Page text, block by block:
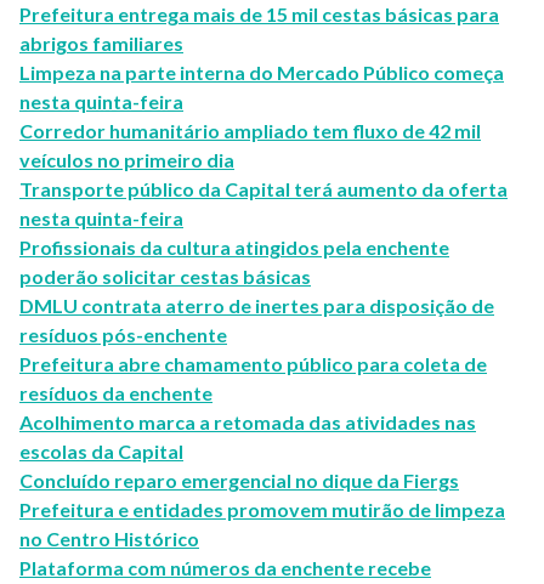
Prefeitura entrega mais de 15 mil cestas básicas para
abrigos familiares
Limpeza na parte interna do Mercado Público começa
nesta quinta-feira
Corredor humanitário ampliado tem fluxo de 42 mil
veículos no primeiro dia
Transporte público da Capital terá aumento da oferta
nesta quinta-feira
Profissionais da cultura atingidos pela enchente
poderão solicitar cestas básicas
DMLU contrata aterro de inertes para disposição de
resíduos pós-enchente
Prefeitura abre chamamento público para coleta de
resíduos da enchente
Acolhimento marca a retomada das atividades nas
escolas da Capital
Concluído reparo emergencial no dique da Fiergs
Prefeitura e entidades promovem mutirão de limpeza
no Centro Histórico
Plataforma com números da enchente recebe